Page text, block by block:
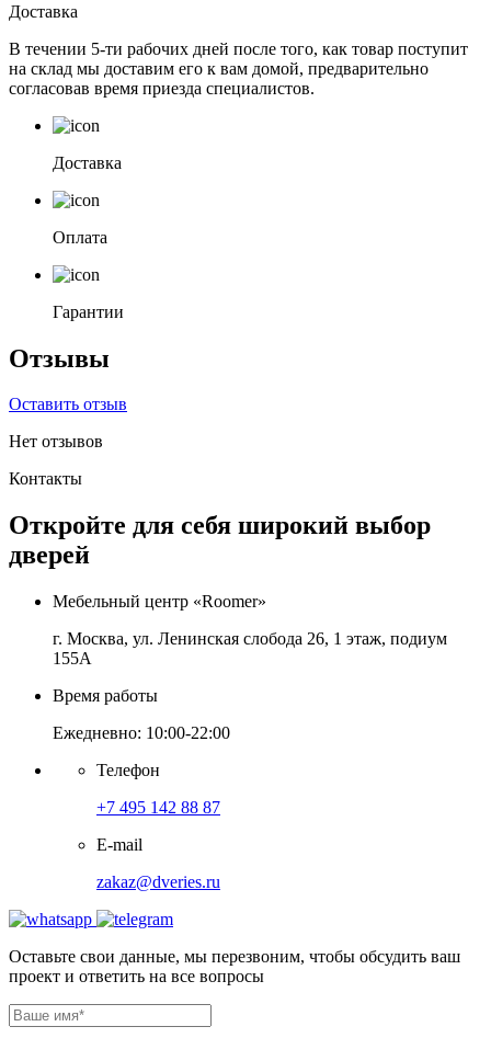
Доставка
В течении 5-ти рабочих дней после того, как товар поступит
на склад мы доставим его к вам домой, предварительно
согласовав время приезда специалистов.
Доставка
Оплата
Гарантии
Отзывы
Оставить отзыв
Нет отзывов
Контакты
Откройте для себя широкий выбор
дверей
Мебельный центр «Roomer»
г. Москва, ул. Ленинская слобода 26, 1 этаж, подиум
155А
Время работы
Ежедневно: 10:00-22:00
Телефон
+7 495 142 88 87
E-mail
zakaz@dveries.ru
Оставьте свои данные, мы перезвоним, чтобы обсудить ваш
проект и ответить на все вопросы